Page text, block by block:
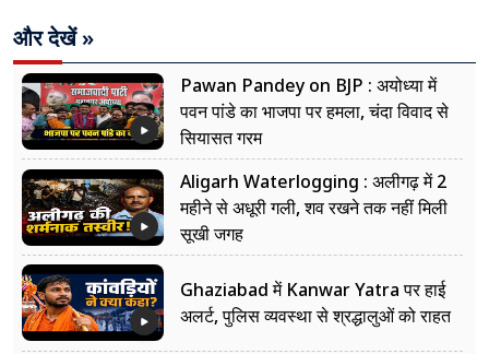
और देखें »
Pawan Pandey on BJP : अयोध्या में
पवन पांडे का भाजपा पर हमला, चंदा विवाद से
सियासत गरम
Aligarh Waterlogging : अलीगढ़ में 2
महीने से अधूरी गली, शव रखने तक नहीं मिली
सूखी जगह
Ghaziabad में Kanwar Yatra पर हाई
अलर्ट, पुलिस व्यवस्था से श्रद्धालुओं को राहत